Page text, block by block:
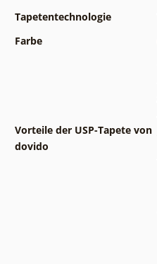
Tapetentechnologie
Farbe
Vorteile der USP-Tapete von
dovido